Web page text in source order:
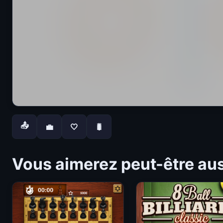
📤 💼 🤍 🐛
Vous aimerez peut-être